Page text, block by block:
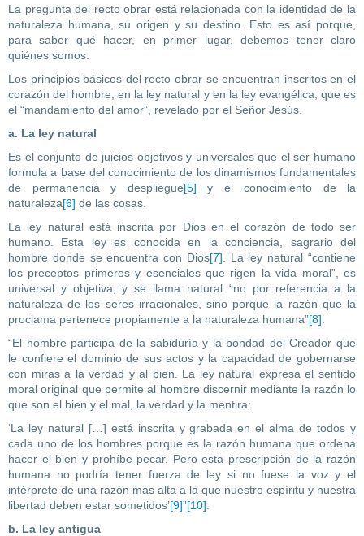
La pregunta del recto obrar está relacionada con la identidad de la
naturaleza humana, su origen y su destino. Esto es así porque,
para saber qué hacer, en primer lugar, debemos tener claro
quiénes somos.
Los principios básicos del recto obrar se encuentran inscritos en el
corazón del hombre, en la ley natural y en la ley evangélica, que es
el “mandamiento del amor”, revelado por el Señor Jesús.
a. La ley natural
Es el conjunto de juicios objetivos y universales que el ser humano
formula a base del conocimiento de los dinamismos fundamentales
de permanencia y despliegue[5] y el conocimiento de la
naturaleza[6] de las cosas.
La ley natural está inscrita por Dios en el corazón de todo ser
humano. Esta ley es conocida en la conciencia, sagrario del
hombre donde se encuentra con Dios[7] . La ley natural “contiene
los preceptos primeros y esenciales que rigen la vida moral”, es
universal y objetiva, y se llama natural “no por referencia a la
naturaleza de los seres irracionales, sino porque la razón que la
proclama pertenece propiamente a la naturaleza humana”[8]
“El hombre participa de la sabiduría y la bondad del Creador que
le confiere el dominio de sus actos y la capacidad de gobernarse
con miras a la verdad y al bien. La ley natural expresa el sentido
moral original que permite al hombre discernir mediante la razón lo
que son el bien y el mal, la verdad y la mentira:
‘La ley natural […] está inscrita y grabada en el alma de todos y
cada uno de los hombres porque es la razón humana que ordena
hacer el bien y prohíbe pecar. Pero esta prescripción de la razón
humana no podría tener fuerza de ley si no fuese la voz y el
intérprete de una razón más alta a la que nuestro espíritu y nuestra
libertad deben estar sometidos’[9]”[10]
b. La ley antigua